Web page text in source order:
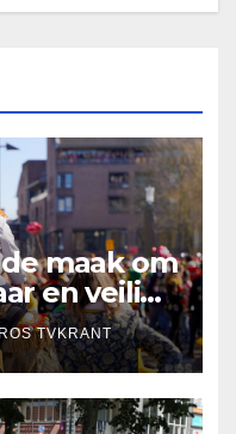
maak om
en veilig
TVKRANT